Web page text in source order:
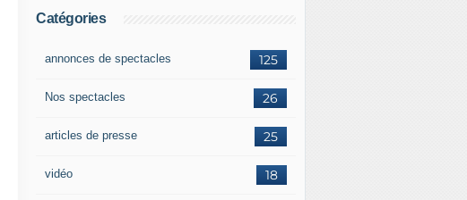
Catégories
125
annonces de spectacles
26
Nos spectacles
25
articles de presse
18
vidéo